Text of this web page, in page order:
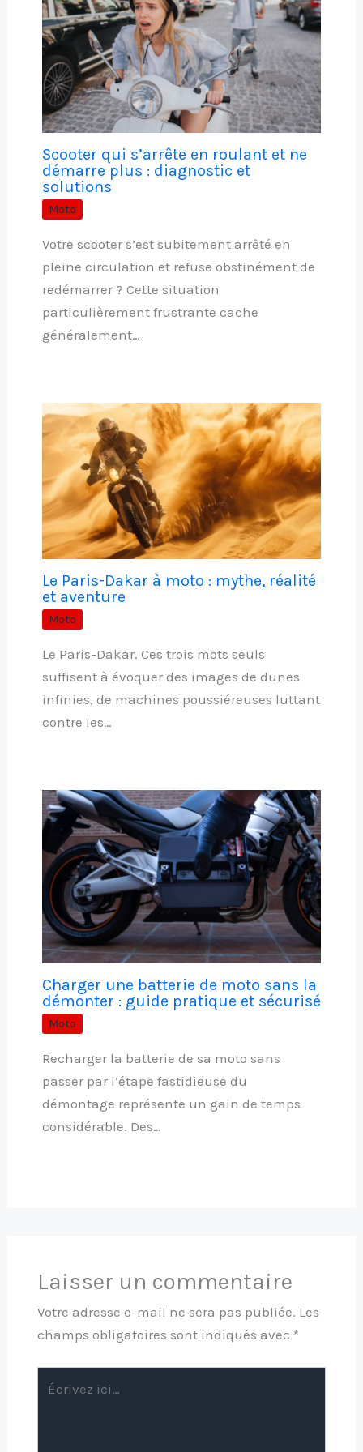
Scooter qui s’arrête en roulant et ne
démarre plus : diagnostic et
solutions
Moto
Votre scooter s’est subitement arrêté en
pleine circulation et refuse obstinément de
redémarrer ? Cette situation
particulièrement frustrante cache
généralement…
Le Paris-Dakar à moto : mythe, réalité
et aventure
Moto
Le Paris-Dakar. Ces trois mots seuls
suffisent à évoquer des images de dunes
infinies, de machines poussiéreuses luttant
contre les…
Charger une batterie de moto sans la
démonter : guide pratique et sécurisé
Moto
Recharger la batterie de sa moto sans
passer par l’étape fastidieuse du
démontage représente un gain de temps
considérable. Des…
Laisser un commentaire
Votre adresse e-mail ne sera pas publiée. Les
champs obligatoires sont indiqués avec *